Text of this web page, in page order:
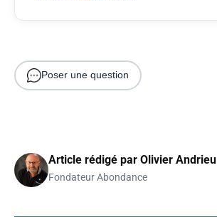
Poser une question
Article rédigé par Olivier Andrieu
Fondateur Abondance